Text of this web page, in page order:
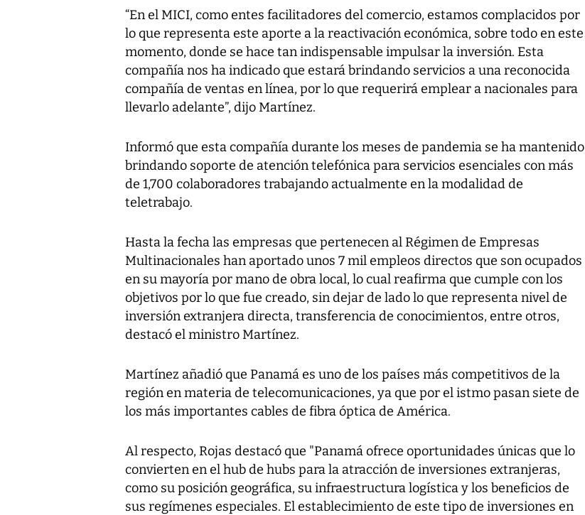
“En el MICI, como entes facilitadores del comercio, estamos complacidos por
lo que representa este aporte a la reactivación económica, sobre todo en este
momento, donde se hace tan indispensable impulsar la inversión. Esta
compañía nos ha indicado que estará brindando servicios a una reconocida
compañía de ventas en línea, por lo que requerirá emplear a nacionales para
llevarlo adelante”, dijo Martínez.
Informó que esta compañía durante los meses de pandemia se ha mantenido
brindando soporte de atención telefónica para servicios esenciales con más
de 1,700 colaboradores trabajando actualmente en la modalidad de
teletrabajo.
Hasta la fecha las empresas que pertenecen al Régimen de Empresas
Multinacionales han aportado unos 7 mil empleos directos que son ocupados
en su mayoría por mano de obra local, lo cual reafirma que cumple con los
objetivos por lo que fue creado, sin dejar de lado lo que representa nivel de
inversión extranjera directa, transferencia de conocimientos, entre otros,
destacó el ministro Martínez.
Martínez añadió que Panamá es uno de los países más competitivos de la
región en materia de telecomunicaciones, ya que por el istmo pasan siete de
los más importantes cables de fibra óptica de América.
Al respecto, Rojas destacó que "Panamá ofrece oportunidades únicas que lo
convierten en el hub de hubs para la atracción de inversiones extranjeras,
como su posición geográfica, su infraestructura logística y los beneficios de
sus regímenes especiales. El establecimiento de este tipo de inversiones en